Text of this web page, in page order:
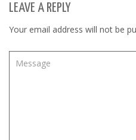
LEAVE A REPLY
Your email address will not be